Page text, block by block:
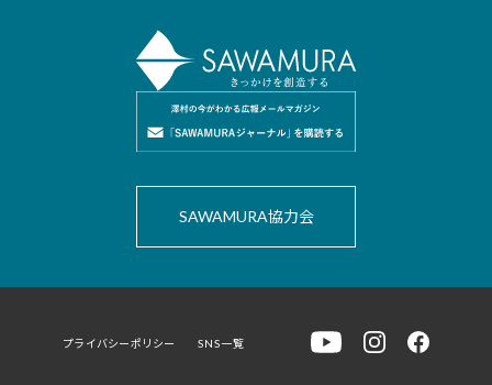
SAWAMURA協力会
プライバシーポリシー SNS一覧